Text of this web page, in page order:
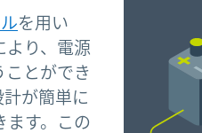
を用い
より、電源
ことができ
が簡単に
ます。この